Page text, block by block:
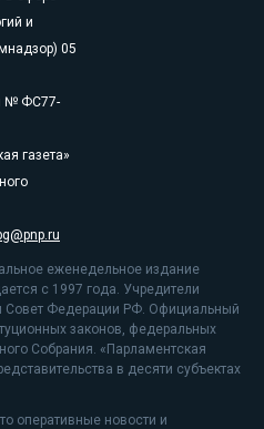
и
05
№ ФС77-
газета»
еженедельное издание
с 1997 года. Учредители
Совет Федерации РФ. Официальный
законов, федеральных
Собрания. «Парламентская
в десяти субъектах
оперативные новости и